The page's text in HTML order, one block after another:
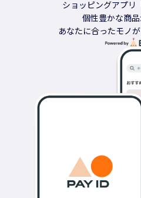
ショッピングアプリ
個性豊かな商
あなたに合ったモノ